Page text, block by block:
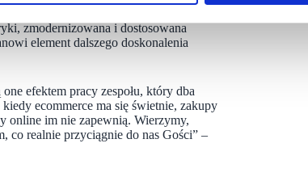
zmodernizowana i dostosowana
element dalszego doskonalenia
efektem pracy zespołu, który dba
ecommerce ma się świetnie, zakupy
online im nie zapewnią. Wierzymy,
co realnie przyciągnie do nas Gości” –